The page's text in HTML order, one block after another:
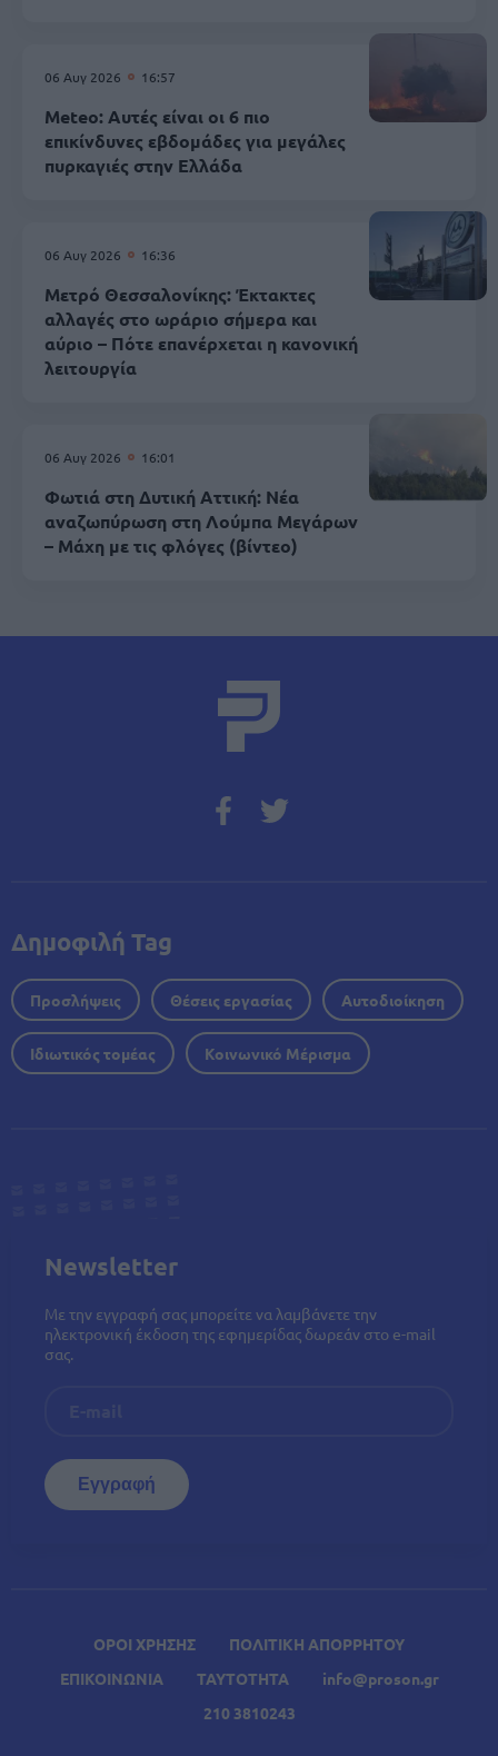
06 Αυγ 2026 16:57
Meteo: Αυτές είναι οι 6 πιο
επικίνδυνες εβδομάδες για μεγάλες
πυρκαγιές στην Ελλάδα
06 Αυγ 2026 16:36
Μετρό Θεσσαλονίκης: Έκτακτες
αλλαγές στο ωράριο σήμερα και
αύριο – Πότε επανέρχεται η κανονική
λειτουργία
06 Αυγ 2026 16:01
Φωτιά στη Δυτική Αττική: Νέα
αναζωπύρωση στη Λούμπα Μεγάρων
– Μάχη με τις φλόγες (βίντεο)
ΟΡΟΙ ΧΡΗΣΗΣ
ΠΟΛΙΤΙΚΗ ΑΠΟΡΡΗΤΟΥ
ΕΠΙΚΟΙΝΩΝΙΑ
ΤΑΥΤΟΤΗΤΑ
info@proson.gr
210 3810243
Δημοφιλή Tag
Προσλήψεις Θέσεις εργασίας Αυτοδιοίκηση
Ιδιωτικός τομέας Κοινωνικό Μέρισμα
Newsletter
Με την εγγραφή σας μπορείτε να λαμβάνετε την
ηλεκτρονική έκδοση της εφημερίδας δωρεάν στο e-mail
σας.